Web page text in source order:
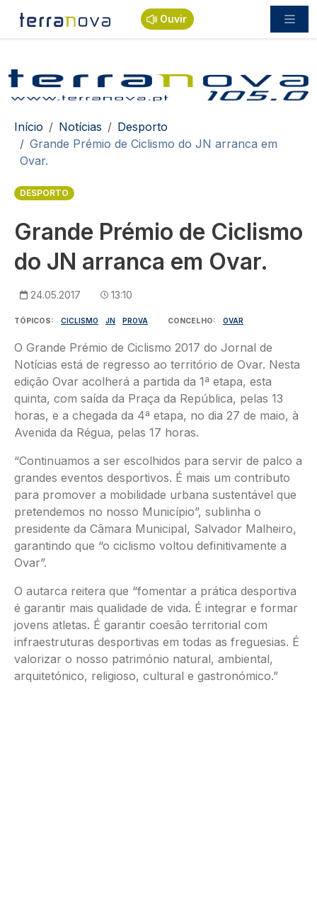
Passar para o conteúdo principal
Ouvir
Navegação estrutural
Início Notícias
Desporto
Grande Prémio de Ciclismo do JN arranca em
Ovar.
DESPORTO
Grande Prémio de Ciclismo
do JN arranca em Ovar.
24.05.2017 13:10
TÓPICOS CICLISMO JN PROVA CONCELHO OVAR
O Grande Prémio de Ciclismo 2017 do Jornal de
Notícias está de regresso ao território de Ovar. Nesta
edição Ovar acolherá a partida da 1ª etapa, esta
quinta, com saída da Praça da República, pelas 13
horas, e a chegada da 4ª etapa, no dia 27 de maio, à
Avenida da Régua, pelas 17 horas.
“Continuamos a ser escolhidos para servir de palco a
grandes eventos desportivos. É mais um contributo
para promover a mobilidade urbana sustentável que
pretendemos no nosso Município”, sublinha o
presidente da Câmara Municipal, Salvador Malheiro,
garantindo que “o ciclismo voltou definitivamente a
Ovar”.
O autarca reitera que “fomentar a prática desportiva
é garantir mais qualidade de vida. É integrar e formar
jovens atletas. É garantir coesão territorial com
infraestruturas desportivas em todas as freguesias. É
valorizar o nosso património natural, ambiental,
arquitetónico, religioso, cultural e gastronómico.”